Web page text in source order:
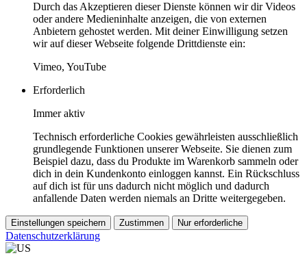
Durch das Akzeptieren dieser Dienste können wir dir Videos
oder andere Medieninhalte anzeigen, die von externen
Anbietern gehostet werden. Mit deiner Einwilligung setzen
wir auf dieser Webseite folgende Drittdienste ein:
Vimeo, YouTube
Erforderlich
Immer aktiv
Technisch erforderliche Cookies gewährleisten ausschließlich
grundlegende Funktionen unserer Webseite. Sie dienen zum
Beispiel dazu, dass du Produkte im Warenkorb sammeln oder
dich in dein Kundenkonto einloggen kannst. Ein Rückschluss
auf dich ist für uns dadurch nicht möglich und dadurch
anfallende Daten werden niemals an Dritte weitergegeben.
Einstellungen speichern Zustimmen Nur erforderliche
Datenschutzerklärung